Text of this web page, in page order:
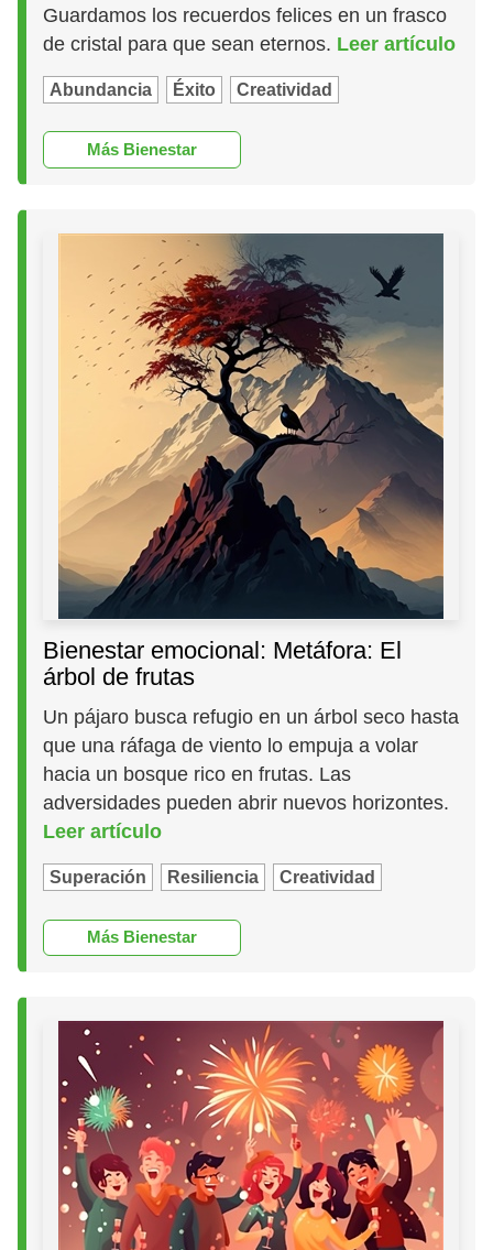
Guardamos los recuerdos felices en un frasco
de cristal para que sean eternos. Leer artículo
Abundancia Éxito Creatividad
Más Bienestar
Bienestar emocional: Metáfora: El
árbol de frutas
Un pájaro busca refugio en un árbol seco hasta
que una ráfaga de viento lo empuja a volar
hacia un bosque rico en frutas. Las
adversidades pueden abrir nuevos horizontes.
Leer artículo
Superación Resiliencia Creatividad
Más Bienestar